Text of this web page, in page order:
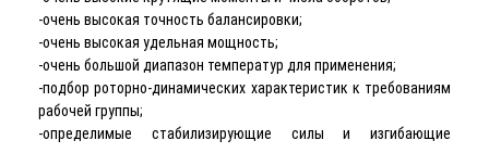
-очень высокая точность балансировки;
-очень высокая удельная мощность;
-очень большой диапазон температур для применения;
-подбор роторно-динамических характеристик к требованиям
рабочей группы;
-определимые стабилизирующие силы и изгибающие